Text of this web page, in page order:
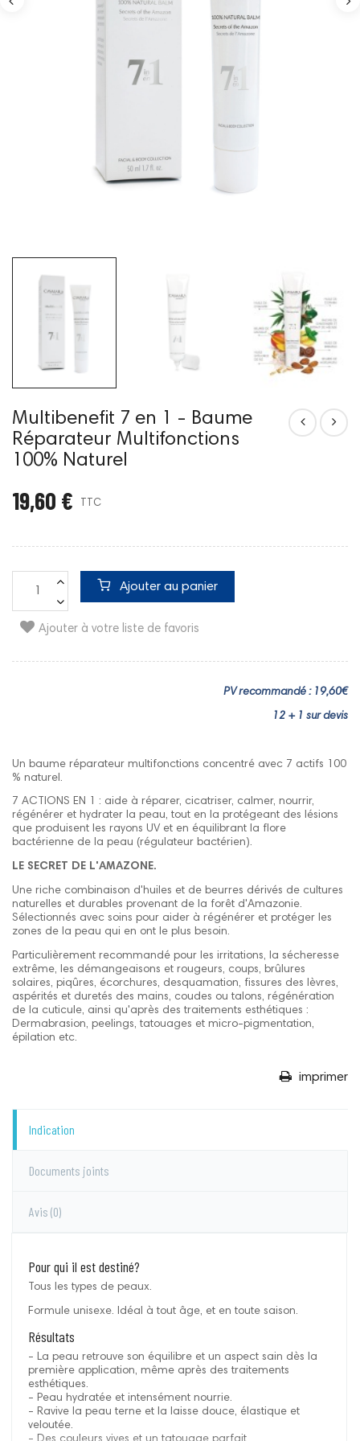
Multibenefit 7 en 1 - Baume
Réparateur Multifonctions
100% Naturel
19,60 € TTC
Ajouter au panier
Ajouter à votre liste de favoris
PV recommandé : 19,60€
12 + 1 sur devis
Un baume réparateur multifonctions concentré avec 7 actifs 100
% naturel.
7 ACTIONS EN 1 : aide à réparer, cicatriser, calmer, nourrir,
régénérer et hydrater la peau, tout en la protégeant des lésions
que produisent les rayons UV et en équilibrant la flore
bactérienne de la peau (régulateur bactérien).
LE SECRET DE L'AMAZONE.
Une riche combinaison d'huiles et de beurres dérivés de cultures
naturelles et durables provenant de la forêt d'Amazonie.
Sélectionnés avec soins pour aider à régénérer et protéger les
zones de la peau qui en ont le plus besoin.
Particulièrement recommandé pour les irritations, la sécheresse
extrême, les démangeaisons et rougeurs, coups, brûlures
solaires, piqûres, écorchures, desquamation, fissures des lèvres,
aspérités et duretés des mains, coudes ou talons, régénération
de la cuticule, ainsi qu'après des traitements esthétiques :
Dermabrasion, peelings, tatouages et micro-pigmentation,
épilation etc.
imprimer
Indication
Documents joints
Avis (0)
Pour qui il est destiné?
Tous les types de peaux.
Formule unisexe. Idéal à tout âge, et en toute saison.
Résultats
- La peau retrouve son équilibre et un aspect sain dès la
première application, même après des traitements
esthétiques.
- Peau hydratée et intensément nourrie.
- Ravive la peau terne et la laisse douce, élastique et
veloutée.